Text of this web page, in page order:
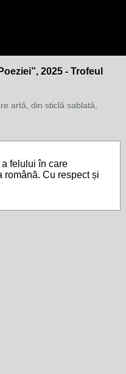
2025 - Trofeul
artă, din sticlă sablată,
felului în care
română. Cu respect și